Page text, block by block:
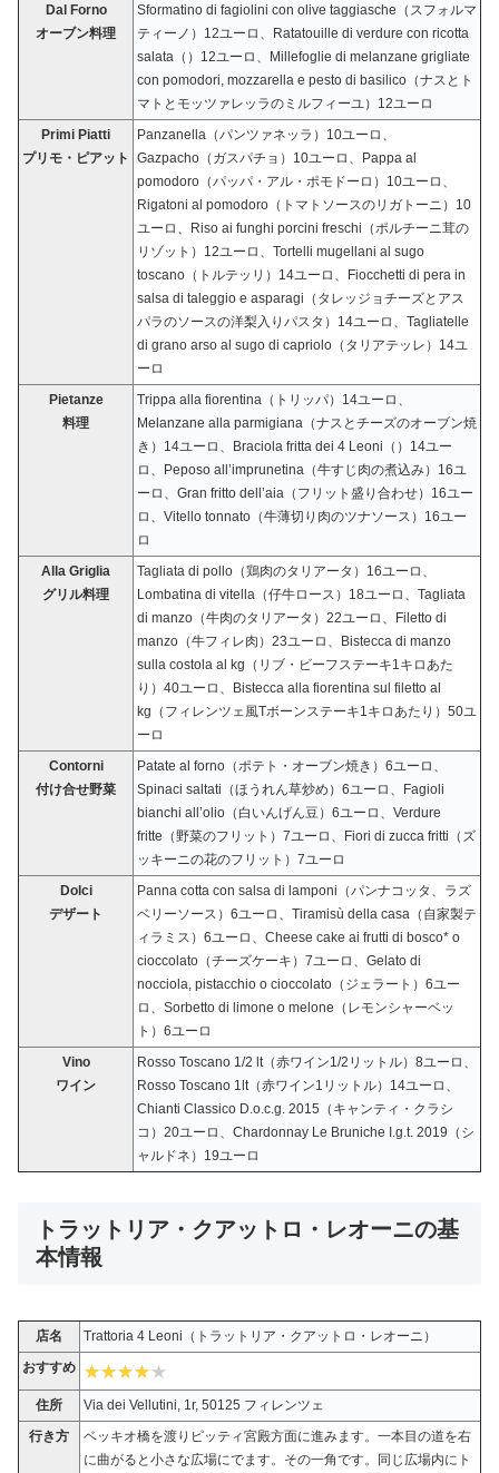
Dal Forno
オーブン料理
Sformatino di fagiolini con olive taggiasche（スフォルマ
ティーノ）12ユーロ、Ratatouille di verdure con ricotta
salata（）12ユーロ、Millefoglie di melanzane grigliate
con pomodori, mozzarella e pesto di basilico（ナスとト
マトとモッツァレッラのミルフィーユ）12ユーロ
Primi Piatti
プリモ・ピアット
Panzanella（パンツァネッラ）10ユーロ、
Gazpacho（ガスパチョ）10ユーロ、Pappa al
pomodoro（パッパ・アル・ポモドーロ）10ユーロ、
Rigatoni al pomodoro（トマトソースのリガトーニ）10
ユーロ、Riso ai funghi porcini freschi（ポルチーニ茸の
リゾット）12ユーロ、Tortelli mugellani al sugo
toscano（トルテッリ）14ユーロ、Fiocchetti di pera in
salsa di taleggio e asparagi（タレッジョチーズとアス
パラのソースの洋梨入りパスタ）14ユーロ、Tagliatelle
di grano arso al sugo di capriolo（タリアテッレ）14ユ
ーロ
Pietanze
料理
Trippa alla fiorentina（トリッパ）14ユーロ、
Melanzane alla parmigiana（ナスとチーズのオーブン焼
き）14ユーロ、Braciola fritta dei 4 Leoni（）14ユー
ロ、Peposo all’imprunetina（牛すじ肉の煮込み）16ユ
ーロ、Gran fritto dell’aia（フリット盛り合わせ）16ユー
ロ、Vitello tonnato（牛薄切り肉のツナソース）16ユー
ロ
Alla Griglia
グリル料理
Tagliata di pollo（鶏肉のタリアータ）16ユーロ、
Lombatina di vitella（仔牛ロース）18ユーロ、Tagliata
di manzo（牛肉のタリアータ）22ユーロ、Filetto di
manzo（牛フィレ肉）23ユーロ、Bistecca di manzo
sulla costola al kg（リブ・ビーフステーキ1キロあた
り）40ユーロ、Bistecca alla fiorentina sul filetto al
kg（フィレンツェ風Tボーンステーキ1キロあたり）50ユ
ーロ
Contorni
付け合せ野菜
Patate al forno（ポテト・オーブン焼き）6ユーロ、
Spinaci saltati（ほうれん草炒め）6ユーロ、Fagioli
bianchi all’olio（白いんげん豆）6ユーロ、Verdure
fritte（野菜のフリット）7ユーロ、Fiori di zucca fritti（ズ
ッキーニの花のフリット）7ユーロ
Dolci
デザート
Panna cotta con salsa di lamponi（パンナコッタ、ラズ
ベリーソース）6ユーロ、Tiramisù della casa（自家製テ
ィラミス）6ユーロ、Cheese cake ai frutti di bosco* o
cioccolato（チーズケーキ）7ユーロ、Gelato di
nocciola, pistacchio o cioccolato（ジェラート）6ユー
ロ、Sorbetto di limone o melone（レモンシャーベッ
ト）6ユーロ
Vino
ワイン
Rosso Toscano 1/2 lt（赤ワイン1/2リットル）8ユーロ、
Rosso Toscano 1lt（赤ワイン1リットル）14ユーロ、
Chianti Classico D.o.c.g. 2015（キャンティ・クラシ
コ）20ユーロ、Chardonnay Le Bruniche I.g.t. 2019（シ
ャルドネ）19ユーロ
トラットリア・クアットロ・レオーニの基
本情報
店名
Trattoria 4 Leoni（トラットリア・クアットロ・レオーニ）
おすすめ
住所
Via dei Vellutini, 1r, 50125 フィレンツェ
行き方
ベッキオ橋を渡りピッティ宮殿方面に進みます。一本目の道を右
に曲がると小さな広場にでます。その一角です。同じ広場内にト